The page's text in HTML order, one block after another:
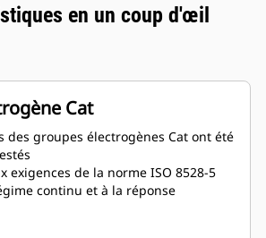
en un coup d'œil
Cat
des groupes électrogènes Cat ont été
exigences de la norme ISO 8528-5
continu et à la réponse